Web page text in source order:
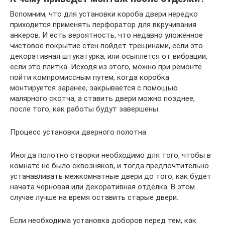
Вспомним, что для установки короба двери нередко
приходится применять перфоратор для вкручивания
анкеров. И есть вероятность, что недавно уложенное
чистовое покрытие стен пойдет трещинами, если это
декоративная штукатурка, или осыплется от вибрации,
если это плитка. Исходя из этого, можно при ремонте
пойти компромиссным путем, когда коробка
монтируется заранее, закрывается с помощью
малярного скотча, а ставить двери можно позднее,
после того, как работы будут завершены.
Процесс установки дверного полотна
Иногда полотно створки необходимо для того, чтобы в
комнате не было сквозняков, и тогда предпочтительно
устанавливать межкомнатные двери до того, как будет
начата черновая или декоративная отделка. В этом
случае лучше на время оставить старые двери.
Если необходима установка доборов перед тем, как